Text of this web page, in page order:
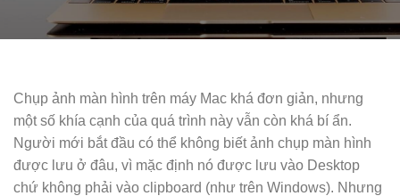
Chụp ảnh màn hình trên máy Mac khá đơn giản, nhưng
một số khía cạnh của quá trình này vẫn còn khá bí ẩn.
Người mới bắt đầu có thể không biết ảnh chụp màn hình
được lưu ở đâu, vì mặc định nó được lưu vào Desktop
chứ không phải vào clipboard (như trên Windows). Nhưng